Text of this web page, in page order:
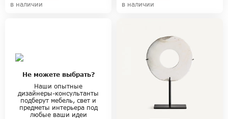
в наличии в наличии
Не можете выбрать?
Наши опытные
дизайнеры-консультанты
подберут мебель, свет и
предметы интерьера под
любые ваши идеи